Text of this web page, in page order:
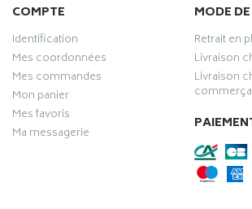
COMPTE
Identification
Mes coordonnées
Mes commandes
Mon panier
Mes favoris
Ma messagerie
MODE
Retrait en
Livraison
Livraison